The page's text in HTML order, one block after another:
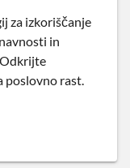
za izkoriščanje
in
poslovno rast.